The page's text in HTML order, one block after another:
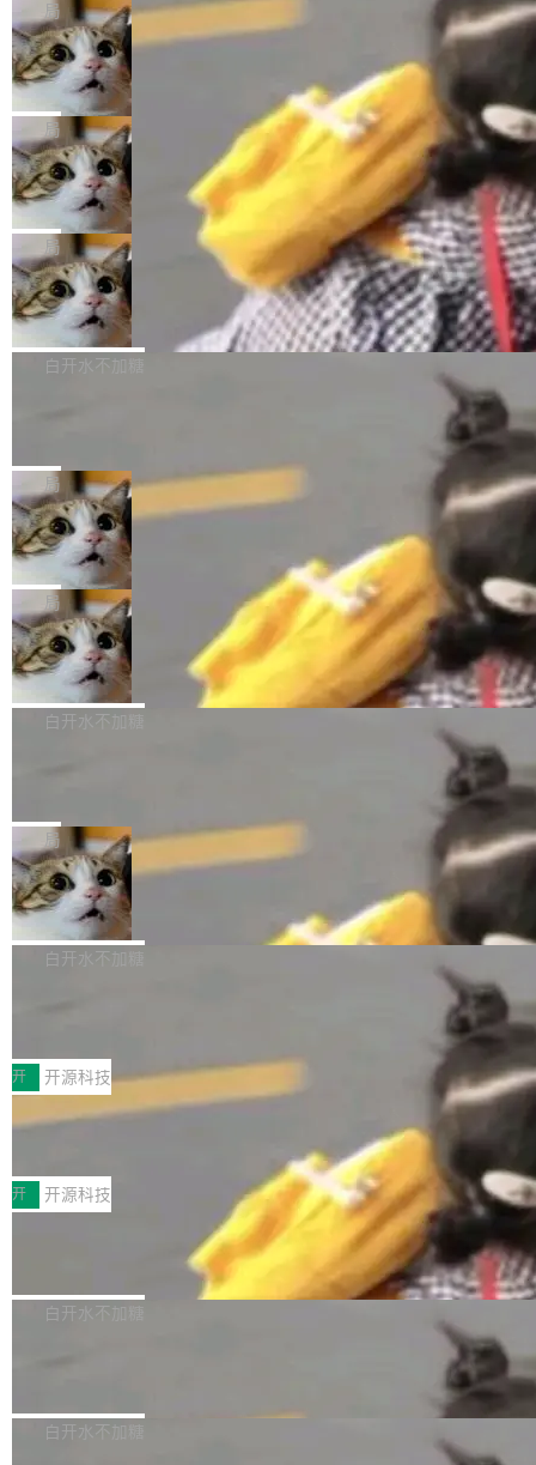
年。FFmpeg 社区最终选择用一个大版本的名
字，留下了这份纪念。 雷霄骅曾是中国传媒大学
数字电视技术方向的博士生，长期从事视频、音
频技...
列表的数据匹配 —— 一项常规的数据处理任
务，最终却产生了 180 万美元的账单，实际支出
超出原定预算 860%。 更令人意外的是，该项目
最终并未成功落地，而高额算力消耗持续运行长
达 5 个月，公司直到财务对账时才察觉异常。这
意味着一个无人看管的 AI 程序，在近半年时间
里日夜不停地"烧钱"。 复盘显示，...
e CEO Clément Delangue 在 CNBC 的采访里
没有拐弯抹角。他说中国正在赢得 AI 竞赛，而
且按目前的速度，中国 AI 工具预计在今年底或
2027 年就能追上美国前沿实验室的水平。 Dela
ngue 把原因归结为一件事：开放协作。中国的
AI 开发者在一个共享和协作的生态里加速迭代，
而美国模型厂商在"闭门造车"。他的原话是 "buil
ding in silos"——各自为战，互不通气。 这个判
断从他嘴里说出来分量不同。Hugging Face 是
全球最大的开源 AI 平台，上面跑着上百万个模
型。谁在开源赛道上领先，...
局
当 AI agent 把源码变成了最好的扩展系
统，开发者工具必须开源
五年前，David Crawshaw 问过很多软件工程师
一个问题：你写过什么给自己用的程序？答案几
乎都是没有。工程师们整天用别人写的程序写程
序给别人用。偶尔有人自己写个博客系统、智能
家居控制、家庭实验室，都算稀奇事。 Crawsh
aw 是 Shelley 的作者，一个开源 AI coding age
nt。他最近在博客上写了一篇文章，核心论点很
简单：开发者工具必须开源。 理由不是传统的自
由软件情怀，而是一个跟 AI agent 直接相关的
技术判断。 两行 prompt 就能个性化任何软件 C
局
DeepSeek Harness 宣布内测邀请，全
网最大规模开源 Agent 路演现场诞生
一条内测招募帖，发出去的时候大概没人想到它
会变成一场开源 Agent 生态的路演。 8月1日，
DeepSeek Harness 团队负责人崔添翼（tiany
i）在 X 上发帖： 「如果你是 Agent Harness 相
关开源项目的开发者，希望参加 DeepSeek Har
ness 的内测，可以回复或私信联系我。请附上
Harness 负责把能力落到真实环境中——调用工
具、读写文件、管理上下文、处理错误、完成闭
环。崔添翼招人的标...
局
商汤 SenseNova U1.5-Lite-Preview
开源
商汤科技宣布面向社区开源轻量级统一多模态模
型的预览版本 SenseNova U1.5-Lite-Preview。
理解、推理、生成与编辑，还仅以 8B-MoT 的轻
量大小，将能力推进到4K、更精细的真实质感、
更复杂的视觉控制和可持续迭代编辑。 相比 U
1，U1.5-Lite-Preview 在以下方向上带来了显著
提升： 原生支持4K图像生成； 更精细的局部纹
理、细节与真实世界质感； 更准确的中英文文字
生成与复杂版式组织； 更稳定的图...
白开水不加糖
nap。这次是 hwctl——一个用来检查 Ubuntu
硬件认证状态的命令行工具。 Canonical 工程师
Alan Griffiths 在邮件列表中说得很直白：「hwc
tl 是一个 Ubuntu 专有的包，它和它的依赖项都
是 Ubuntu 专有的，不会用在其他发行版上。」
所以 deb 版本的受众实际上为零。既然只有 Ub
untu 用户在用，那用 snap 打包就没什么可纠结
的。 从 deb 到 snap 的迁移路径 hwctl 是 rust-
hwlib 硬件 API 库的一部分，命令行工具负责查
局
Dario Amodei 担心新人来 Anthropic
只为金钱，不为使命
顶级 AI 研究员在两家公司之间来回跳，中间只
隔了几天。 Lilian Weng 上周刚宣布因健康原因
离开 Thinking Machines Lab，说自己作为联合
创始人的角色「太累了」。几天后，The Inform
ation 就曝出她将重回 OpenAI，负责递归自我
改进方向的研究。她是 Thinking Machines 过
一在人才争夺战中失血的公司。六月，Google
连失两员大将：Noam Shazeer 去了 Op...
局
FFmpeg 9.0 发布
FFmpeg 9.0 现已发布，包含多项改进。官方更
新日志列出的 9.0 版本主要更新内容如下： 扩
er HE-AAC 960 解码 (DAB+) transpose_cuda
filter 添加 AMF Frame Rate Converter (vf_frc
_amf) filter SMPTE 2094-50 元数据支持和直
通 ProRes RAW VideoToolbox 硬件加速器 AP
V ...
白开水不加糖
Code 在 X 上发帖：「DeepSeek Flash did 8T
tokens on August 1st. 5T of free usage + 3T
on OpenCode Go.」79.8 万次浏览，连带着 #
DeepSeek一天消耗了8万亿# 上了微博热搜——
注意这是 OpenCode 一家的消耗。 OpenCode
不完。」5T 来自免费额度，3T 来自 Go...
局
NetBSD 11.0 正式发布
NetBSD 11.0 现已正式发布，这是 NetBSD 操
作系统的第十八个主要版本。 自 NetBSD 10.1
ve JH71XX 的设备，例如 VisionFive 2、PINE
64 STAR64，以及 QEMU。 增强了对 POSIX.1
-2024 和 C23 编程接口标准的兼容性。 compat
_linux(8) 增强了对 Linux 系统调用的支持，包
括 epoll（围绕 kqueue 实现）、POSIX 消息队
列、...
白开水不加糖
案
享会在上海举办。鸿蒙生态的全场景智慧营销平
台鲸鸿动能协同华为游戏中心，面向游戏行业开
发者及生态伙伴，系统呈现了平台在游戏领域的
完整能力版图——从IAP高价值用户的全周期经
营、到IAA游戏的“买变一体”正循环、再到联运与
广告协同的全链路经营闭环，以及面向全球市场
的出海增长布局。 华为终端云业务商业化销售负
责人在开场致辞中表示，游戏开发者的核心诉求
已不再是“多一个投放渠道”，而是一套能够持续
高质量游戏...
开 开源科技
技嘉X3D系列再添新成员 B850 AORU
面向AMD Ryzen X3D处理器玩家，技嘉X3D系
列主板阵容迎来新成员——B850 AORUS ELITE
X3D。作为面向主流高性能平台打造的全新主板
产品，B850 AORUS ELITE X3D延续技嘉在X3
D平台优化上的技术积累，旨在为游戏玩家带来
更稳定、更高效的装机选择。 B850 AORUS ELI
式2.0，可根据不同使用场景释放处理器潜力，
开 开源科技
Zadig v5.0 发布：AI 发布专员与 AI 审
我们团队这几天最大的卡点不是 AI 写得不够
好，是 AI 写得太好了。 好到审查排期从两天的
过 1528 名开发者，85% 说 AI 把瓶颈从写代码
白开水不加糖
数据库，有一个图形后端。作为一个原生的 Gra
白开水不加糖